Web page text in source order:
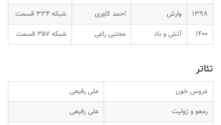
۱۳۹۸
وارش احمد کاوری
شبکه ۳۳۴ قسمت
۱۴۰۰
آتش و باد مجتبی راعی شبکه ۳۵۷ قسمت
تئاتر
عروس خون
علی رفیعی
رمعو و ژولیت
علی رفیعی